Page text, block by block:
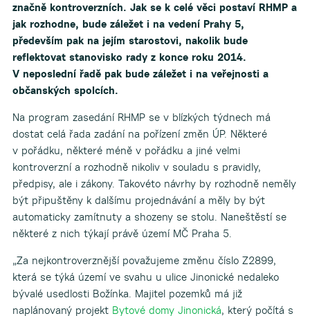
značně kontroverzních. Jak se k celé věci postaví RHMP a
jak rozhodne, bude záležet i na vedení Prahy 5,
především pak na jejím starostovi, nakolik bude
reflektovat stanovisko rady z konce roku 2014.
V neposlední řadě pak bude záležet i na veřejnosti a
občanských spolcích.
Na program zasedání RHMP se v blízkých týdnech má
dostat celá řada zadání na pořízení změn ÚP. Některé
v pořádku, některé méně v pořádku a jiné velmi
kontroverzní a rozhodně nikoliv v souladu s pravidly,
předpisy, ale i zákony. Takovéto návrhy by rozhodně neměly
být připuštěny k dalšímu projednávání a měly by být
automaticky zamítnuty a shozeny se stolu. Naneštěstí se
některé z nich týkají právě území MČ Praha 5.
„Za nejkontroverznější považujeme změnu číslo Z2899,
která se týká území ve svahu u ulice Jinonické nedaleko
bývalé usedlosti Božínka. Majitel pozemků má již
naplánovaný projekt Bytové domy Jinonická, který počítá s